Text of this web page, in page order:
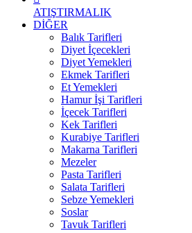
ATIŞTIRMALIK
DİĞER
Balık Tarifleri
Diyet İçecekleri
Diyet Yemekleri
Ekmek Tarifleri
Et Yemekleri
Hamur İşi Tarifleri
İçecek Tarifleri
Kek Tarifleri
Kurabiye Tarifleri
Makarna Tarifleri
Mezeler
Pasta Tarifleri
Salata Tarifleri
Sebze Yemekleri
Soslar
Tavuk Tarifleri